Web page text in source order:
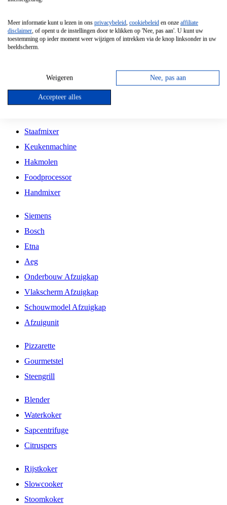
Vrijstaande Magnetron
Vrijstaande Kookplaat
Inbouw Gaskookplaat
Inbouw Keramische Kookplaat
Kookplaat Accessoires
Staafmixer
Keukenmachine
Hakmolen
Foodprocessor
Handmixer
Siemens
Bosch
Etna
Aeg
Onderbouw Afzuigkap
Vlakscherm Afzuigkap
Schouwmodel Afzuigkap
Afzuigunit
Pizzarette
Gourmetstel
Steengrill
Blender
Waterkoker
Sapcentrifuge
Citruspers
Rijstkoker
Slowcooker
Stoomkoker
Meer informatie kunt u lezen in ons privacybeleid, cookiebeleid en onze affiliate
disclaimer, of opent u de instellingen door te klikken op 'Nee, pas aan'. U kunt uw
toestemming op ieder moment weer wijzigen of intrekken via de knop linksonder in uw
beeldscherm.
Weigeren Nee, pas aan
Accepteer alles